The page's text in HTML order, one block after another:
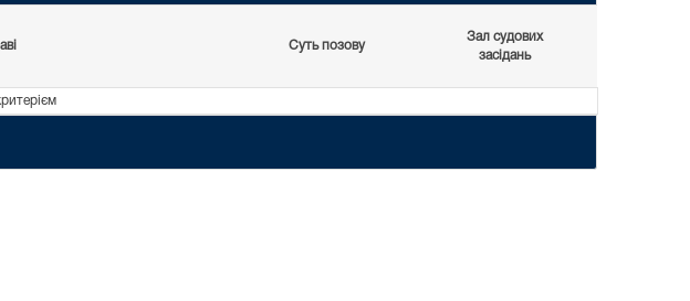
Суть позову
Зал судових
засідань